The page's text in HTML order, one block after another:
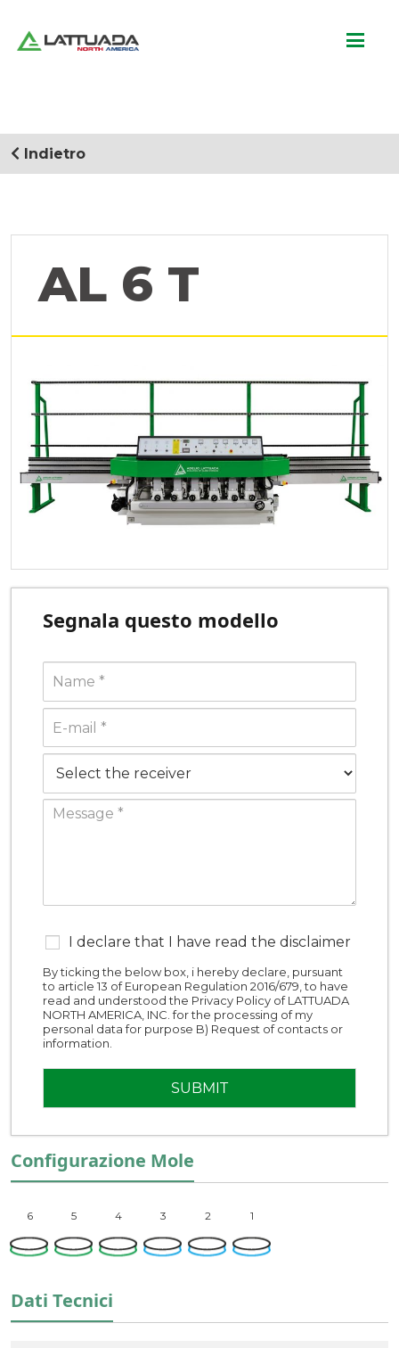
Indietro
AL 6 T
Segnala questo modello
I declare that I have read the disclaimer
By ticking the below box, i hereby declare, pursuant
to article 13 of European Regulation 2016/679, to have
read and understood the Privacy Policy of LATTUADA
NORTH AMERICA, INC. for the processing of my
personal data for purpose B) Request of contacts or
information.
Configurazione Mole
6 5 4 3 2 1
Dati Tecnici